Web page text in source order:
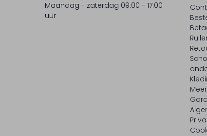
Maandag - zaterdag 09:00 - 17:00
uur